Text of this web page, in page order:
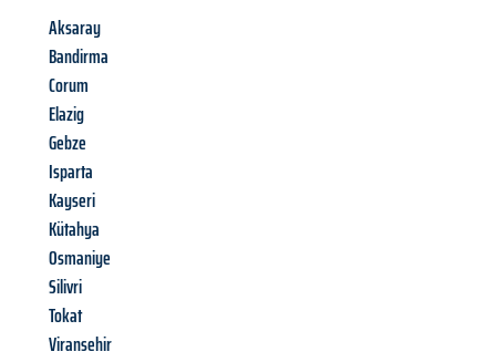
Aksaray
Bandirma
Corum
Elazig
Gebze
Isparta
Kayseri
Kütahya
Osmaniye
Silivri
Tokat
Viransehir